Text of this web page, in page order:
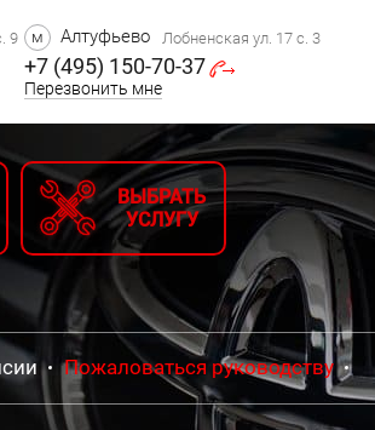
9 м Алтуфьево Лобненская ул. 17 с. 3
+7 (495) 150-70-37
Перезвонить мне
ВЫБРАТЬ
УСЛУГУ
Пожаловаться руководству